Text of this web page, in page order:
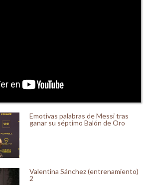
Emotivas palabras de Messi tras
ganar su séptimo Balón de Oro
Valentina Sánchez (entrenamiento)
2